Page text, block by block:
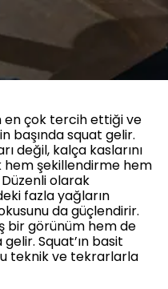
en çok tercih ettiği ve
başında squat gelir.
değil, kalça kaslarını
hem şekillendirme hem
Düzenli olarak
fazla yağların
da güçlendirir.
bir görünüm hem de
Squat’ın basit
teknik ve tekrarlarla